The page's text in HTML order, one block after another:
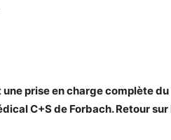
prise en charge complète
C+S de Forbach. Retour